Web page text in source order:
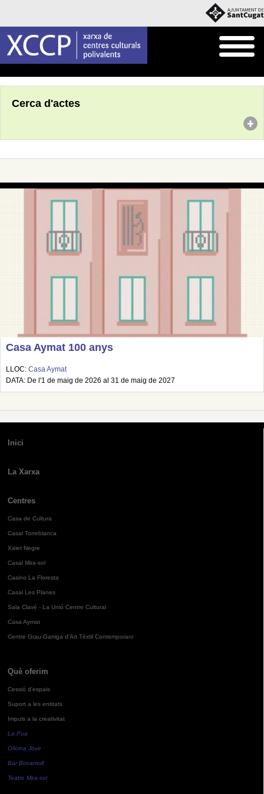
Cerca d'actes
Casa Aymat 100 anys
LLOC: Casa Aymat
DATA: De l'1 de maig de 2026 al 31 de maig de 2027
Inici
La Xarxa
Centres
Casa de Cultura
Casal Torreblanca
Xalet Negre
Casal Mira-sol
Casino La Floresta
Casal Les Planes
Sala Clavé - La Unió Centre Cultural
Casa Aymat
Centre Grau-Garriga d'Art Tèxtil Contemporani
Què oferim
Cessió d'espais
Suport a les entitats
Impuls a la creativitat
La Pua
Oficina Jove
Bar Bocamoll
Teatre Mira-sol